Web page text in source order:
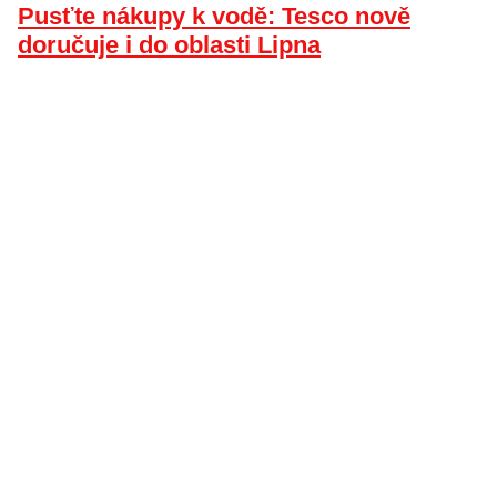
Pusťte nákupy k vodě: Tesco nově
doručuje i do oblasti Lipna